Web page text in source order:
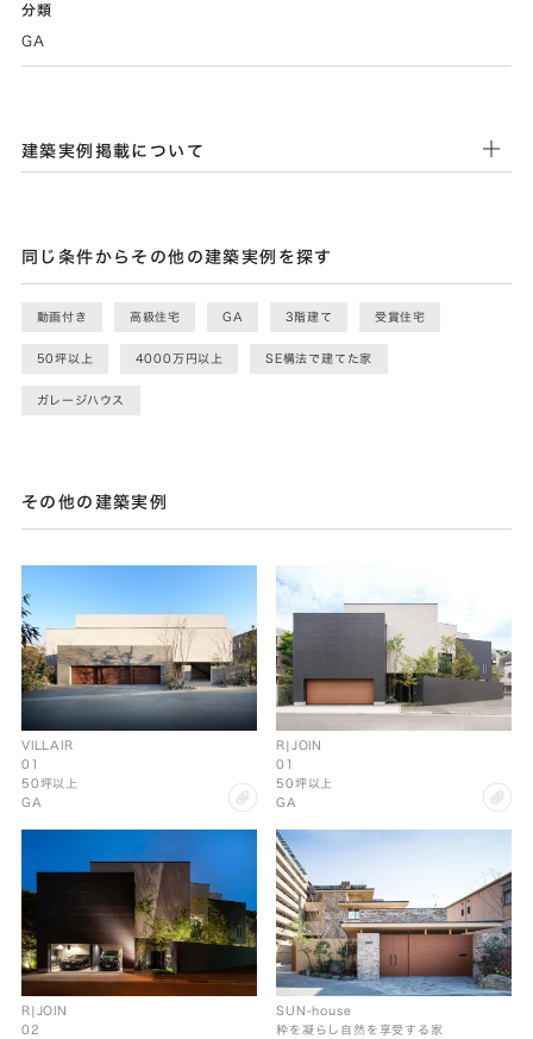
分類
GA
建築実例掲載について
同じ条件からその他の建築実例を探す
動画付き 高級住宅 GA 3階建て 受賞住宅
50坪以上 4000万円以上 SE構法で建てた家
ガレージハウス
その他の建築実例
clip
VILLAIR
01
50坪以上
GA
R|JOIN
01
50坪以上
GA
R|JOIN
02
SUN-house
粋を凝らし自然を享受する家